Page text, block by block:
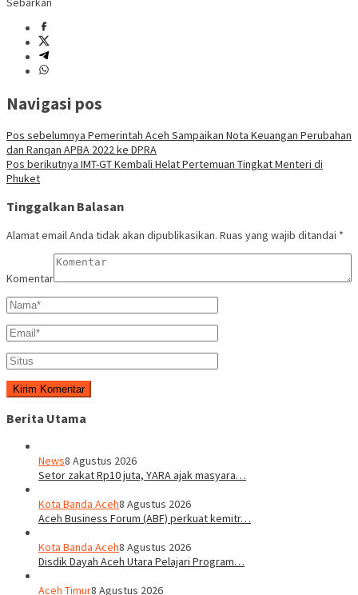
Navigasi pos
Pos sebelumnya Pemerintah Aceh Sampaikan Nota Keuangan Perubahan
dan Ranqan APBA 2022 ke DPRA
Pos berikutnya IMT-GT Kembali Helat Pertemuan Tingkat Menteri di
Phuket
Tinggalkan Balasan
Alamat email Anda tidak akan dipublikasikan. Ruas yang wajib ditandai *
Komentar
Berita Utama
News8 Agustus 2026
Setor zakat Rp10 juta, YARA ajak masyara…
Kota Banda Aceh8 Agustus 2026
Aceh Business Forum (ABF) perkuat kemitr…
Kota Banda Aceh8 Agustus 2026
Disdik Dayah Aceh Utara Pelajari Program…
Aceh Timur8 Agustus 2026